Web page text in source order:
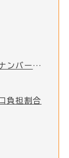
後期高齢者医療制度に係るマイナンバーカードと保険証等の一体化（保険証等の廃止）について
負担割合